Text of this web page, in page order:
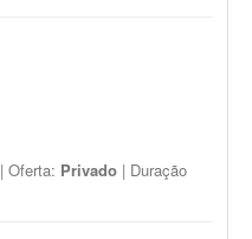
| Oferta: Privado | Duração